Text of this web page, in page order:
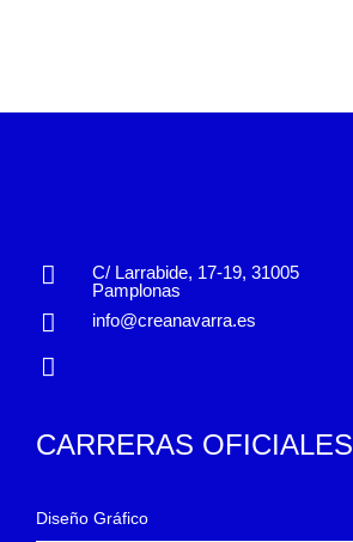
C/ Larrabide, 17-19, 31005
Pamplonas
info@creanavarra.es
CARRERAS OFICIALES
Diseño Gráfico